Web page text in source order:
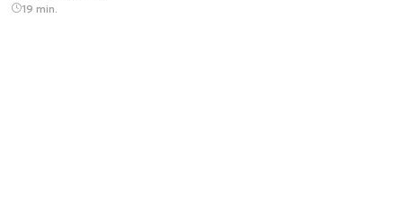
19 min.